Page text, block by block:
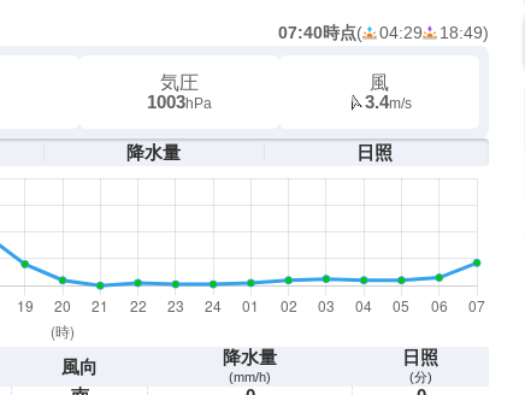
07:40時点( 04:29 18:49)
気圧
1003hPa
風
3.4m/s
降水量 日照
風向 降水量
(mm/h)
日照
(分)